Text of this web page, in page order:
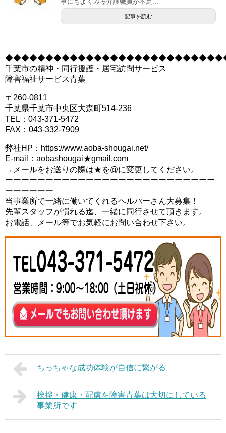
記事を読む
千葉市の精神・同行援護・居宅訪問サービス
障害福祉サービス青葉
〒260-0811
千葉県千葉市中央区大森町514-236
TEL：043-371-5472
FAX：043-332-7909
弊社HP：https://www.aoba-shougai.net/
E-mail：aobashougai★gmail.com
→メールをお送りの際は★を@に変更してください。
ーーーーーーーーーーーーーーーーーーーーーーーーーー
ーーーーーー
当事業所で一緒に働いてくれるヘルパーさん大募集！
先輩スタッフが慣れる迄、一緒に同行させて頂きます。
お電話、メール等でお気軽にお問い合わせ下さい。
ちっちゃな成功体験が自信に繋がる
挨拶・健康・配慮を障害青葉は大切にしている
事業所です